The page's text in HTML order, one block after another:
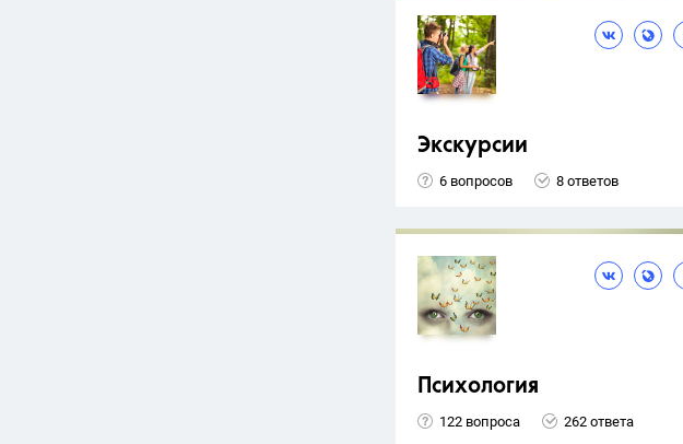
Экскурсии
6 вопросов 8 ответов
Психология
122 вопроса 262 ответа